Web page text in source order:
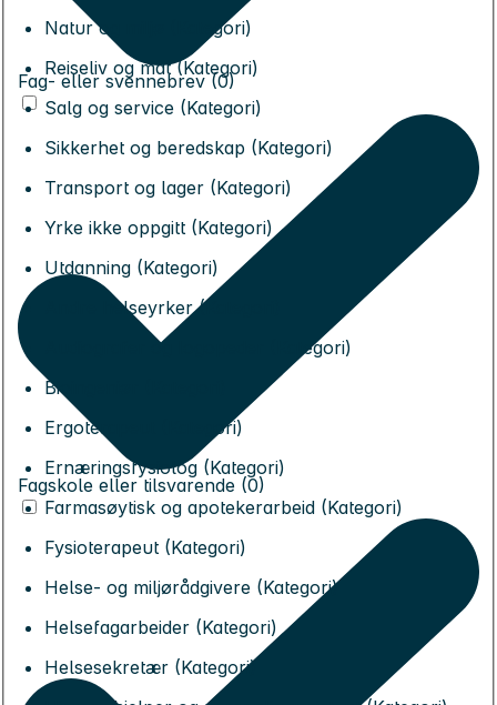
Natur og miljø (Kategori)
Reiseliv og mat (Kategori)
Salg og service (Kategori)
Sikkerhet og beredskap (Kategori)
Transport og lager (Kategori)
Yrke ikke oppgitt (Kategori)
Utdanning (Kategori)
Andre helseyrker (Kategori)
Audiografer og logopeder (Kategori)
Bioingeniør (Kategori)
Ergoterapeut (Kategori)
Ernæringsfysiolog (Kategori)
Farmasøytisk og apotekerarbeid (Kategori)
Fysioterapeut (Kategori)
Helse- og miljørådgivere (Kategori)
Helsefagarbeider (Kategori)
Helsesekretær (Kategori)
Fag- eller svennebrev (0)
Fagskole eller tilsvarende (0)